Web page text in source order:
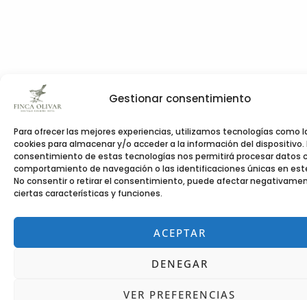
Gestionar consentimiento
Para ofrecer las mejores experiencias, utilizamos tecnologías como
cookies para almacenar y/o acceder a la información del dispositivo.
consentimiento de estas tecnologías nos permitirá procesar datos
comportamiento de navegación o las identificaciones únicas en
No consentir o retirar el consentimiento, puede afectar
ciertas características y funciones.
ACEPTAR
DENEGAR
VER PREFERENCIAS